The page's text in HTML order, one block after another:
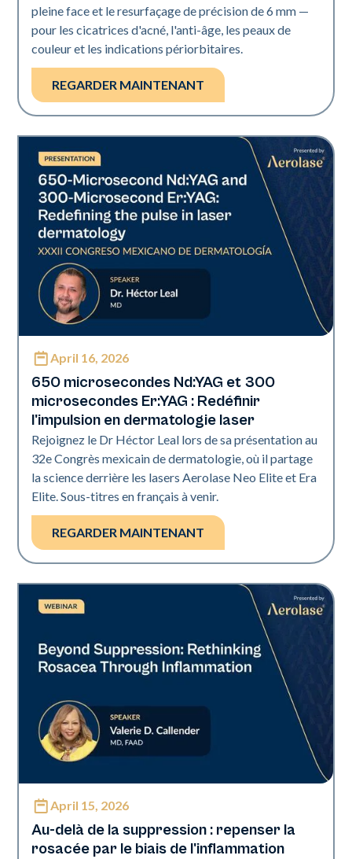
pleine face et le resurfaçage de précision de 6 mm —
pour les cicatrices d'acné, l'anti-âge, les peaux de
couleur et les indications périorbitaires.
REGARDER MAINTENANT
Era Elite | Neo Elite | Présentations
April 16, 2026
650 microsecondes Nd:YAG et 300
microsecondes Er:YAG : Redéfinir
l'impulsion en dermatologie laser
Rejoignez le Dr Héctor Leal lors de sa présentation au
32e Congrès mexicain de dermatologie, où il partage
la science derrière les lasers Aerolase Neo Elite et Era
Elite. Sous-titres en français à venir.
REGARDER MAINTENANT
Neo Elite
April 15, 2026
Au-delà de la suppression : repenser la
rosacée par le biais de l'inflammation